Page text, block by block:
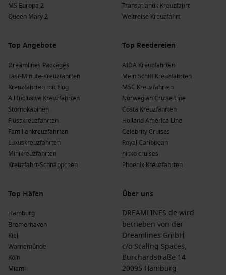
MS Europa 2
Queen Mary 2
Transatlantik Kreuzfahrt
Weltreise Kreuzfahrt
Top Angebote
Dreamlines Packages
Last-Minute-Kreuzfahrten
Kreuzfahrten mit Flug
All Inclusive Kreuzfahrten
Stornokabinen
Flusskreuzfahrten
Familienkreuzfahrten
Luxuskreuzfahrten
Minikreuzfahrten
Kreuzfahrt-Schnäppchen
Top Reedereien
AIDA Kreuzfahrten
Mein Schiff Kreuzfahrten
MSC Kreuzfahrten
Norwegian Cruise Line
Costa Kreuzfahrten
Holland America Line
Celebrity Cruises
Royal Caribbean
nicko cruises
Phoenix Kreuzfahrten
Top Häfen
Hamburg
Bremerhaven
Kiel
Warnemünde
Köln
Miami
Über uns
DREAMLINES.de wird
betrieben von der
Dreamlines GmbH
c/o Scaling Spaces,
Burchardstraße 14
20095 Hamburg